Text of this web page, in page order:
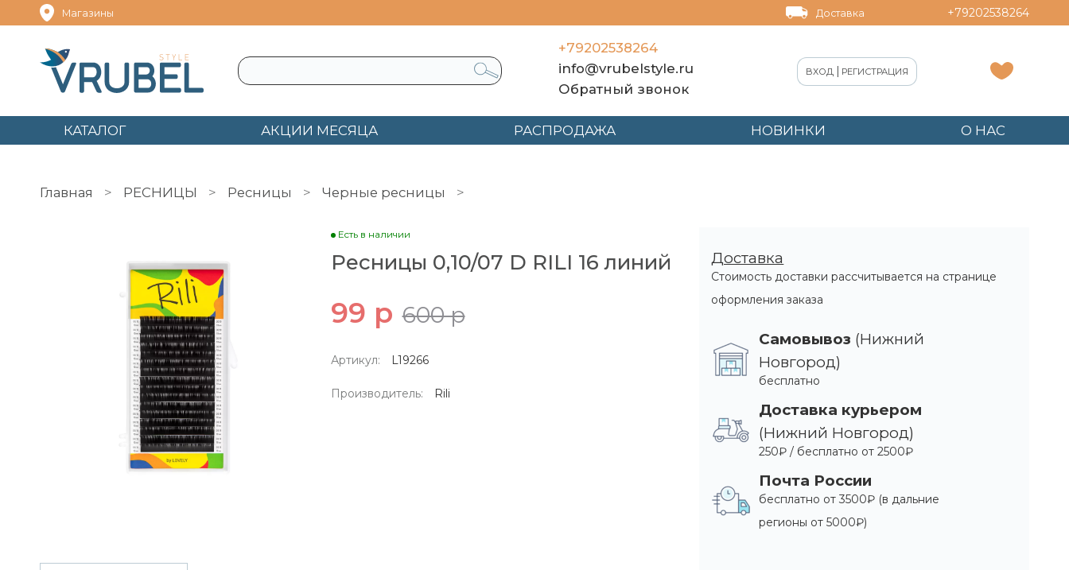
Магазины Доставка +79202538264
+79202538264
info@vrubelstyle.ru
Обратный звонок
ВХОД |РЕГИСТРАЦИЯ
КАТАЛОГ АКЦИИ МЕСЯЦА РАСПРОДАЖА НОВИНКИ О НАС
Главная РЕСНИЦЫ Ресницы Черные ресницы
Есть в наличии
Ресницы 0,10/07 D RILI 16 линий
99 р 600 р
Артикул: L19266
Производитель: Rili
Доставка
Стоимость доставки рассчитывается на странице
оформления заказа
Самовывоз (Нижний
Новгород)
бесплатно
Доставка курьером
(Нижний Новгород)
250₽ / бесплатно от 2500₽
Почта России
бесплатно от 3500₽ (в дальние
регионы от 5000₽)